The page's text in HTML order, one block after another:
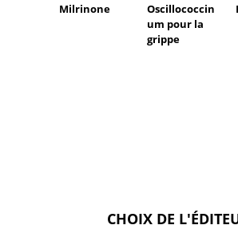
Milrinone
Oscillococcin
um pour la
grippe
CHOIX DE